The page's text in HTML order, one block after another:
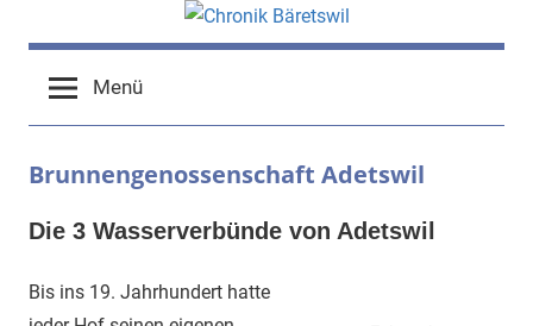
Inhalt
springenchronik-
baeretswil.ch
baeretswil.ch
Menü
Brunnengenossenschaft Adetswil
Die 3 Wasserverbünde von Adetswil
Bis ins 19. Jahrhundert hatte